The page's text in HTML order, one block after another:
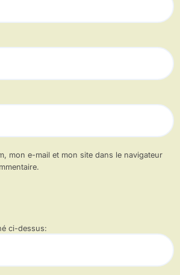
mon e-mail et mon site dans le navigateur
ci-dessus: